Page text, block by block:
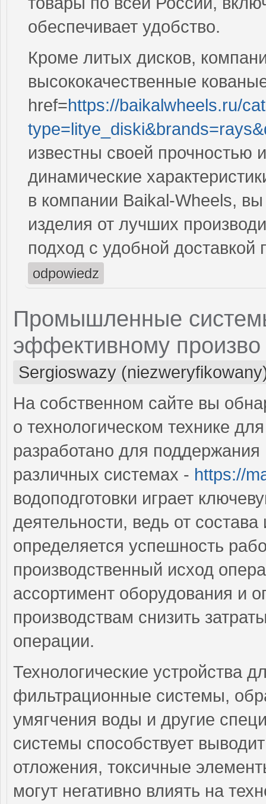
обеспечивает удобство.
Кроме литых дисков,
высококачественные
href=https://baikalwheels.ru/
известны своей
динамические
в компании Baikal-Wheels,
изделия от лучших
подход с удобной доставкой
odpowiedz
Промышленные
эффективному произво
Sergioswazy
На собственном сайте вы
о технологическом технике
разработано для
различных системах - https://
водоподготовки играет
деятельности, ведь от
определяется успешность
производственный исход
ассортимент оборудования и
производствам снизить
операции.
Технологические устройства
фильтрационные системы,
умягчения воды и другие
системы способствует
отложения, токсичные
могут негативно влиять на